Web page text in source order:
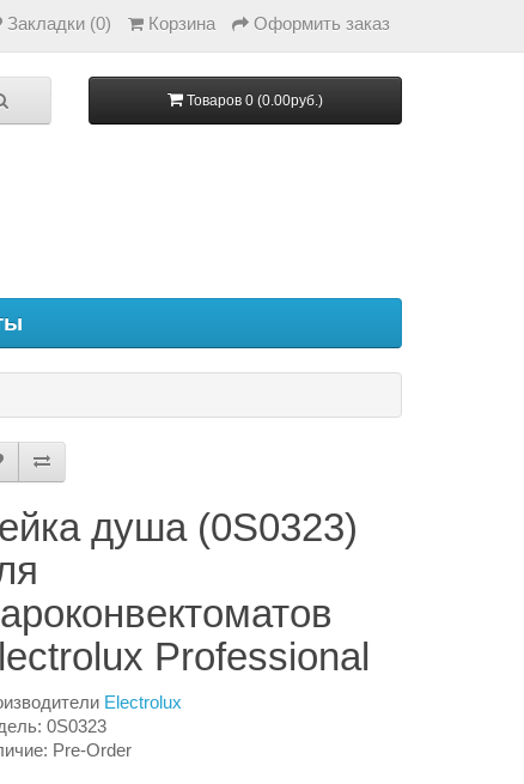
Закладки (0) Корзина Оформить заказ
Товаров 0 (0.00руб.)
душа (0S0323)
Professional
Electrolux
0S0323
Pre-Order